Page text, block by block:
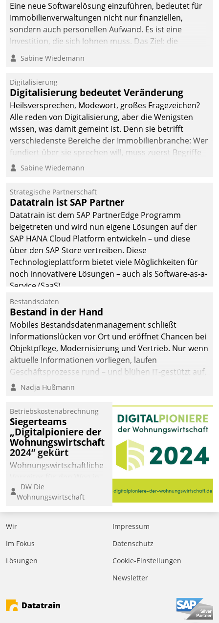
Eine neue Softwarelösung einzuführen, bedeutet für
Immobilienverwaltungen nicht nur finanziellen,
sondern auch personellen Aufwand. Es ist eine
Investition, die sich lohnen muss. Das Ziel: die
nachhaltige Optimierung der Geschäftsabläufe. Damit
dieses Ziel erreicht wird, sollten einige Grundregeln
Sabine Wiedemann
Digitalisierung
Digitalisierung bedeutet Veränderung
Heilsversprechen, Modewort, großes Fragezeichen?
Alle reden von Digitalisierung, aber die Wenigsten
wissen, was damit gemeint ist. Denn sie betrifft
verschiedenste Bereiche der Immobilienbranche: Wer
fundiert über sie sprechen will, muss zuerst Begriffe
klären. Ein Aspekt ist die betriebliche Optimierung:
Einsparungen durch optimierte und automatisierte
Prozesse. Doch man darf nicht zu viel erwarten: Allein
mit der Einführung einer neuen Software ist es nicht
getan. Die Digitalisierung erfordert von Unternehmen
die Bereitschaft, sich zu überprüfen, zu hinterfragen
und zu verändern.
Sabine Wiedemann
Strategische Partnerschaft
Datatrain ist SAP Partner
Datatrain ist dem SAP PartnerEdge Programm
beigetreten und wird nun eigene Lösungen auf der
SAP HANA Cloud Platform entwickeln – und diese
über den SAP Store vertreiben. Diese
Technologieplattform bietet viele Möglichkeiten für
noch innovativere Lösungen – auch als Software-as-a-
Service (SaaS).
Bestandsdaten
Bestand in der Hand
Mobiles Bestandsdatenmanagement schließt
Informationslücken vor Ort und eröffnet Chancen bei
Objektpflege, Modernisierung und Vertrieb. Nur wenn
aktuelle Informationen vorliegen, laufen
Geschäftsprozesse rund – und blühen IT-gestützt auf.
Nadja Hußmann
Betriebskostenabrechnung
Siegerteams
„Digitalpioniere der
Wohnungswirtschaft
2024“ gekürt
Wohnungswirtschaftliche
eine digitale Zukunft zu
finden, ist das Ziel des
Awards „Digitalpioniere
der
Bewerben können sich
dafür ein Team
DW Die
Wohnungswirtschaft
Wir
Im Fokus
Lösungen
Impressum
Datenschutz
Cookie-Einstellungen
Newsletter
Datatrain